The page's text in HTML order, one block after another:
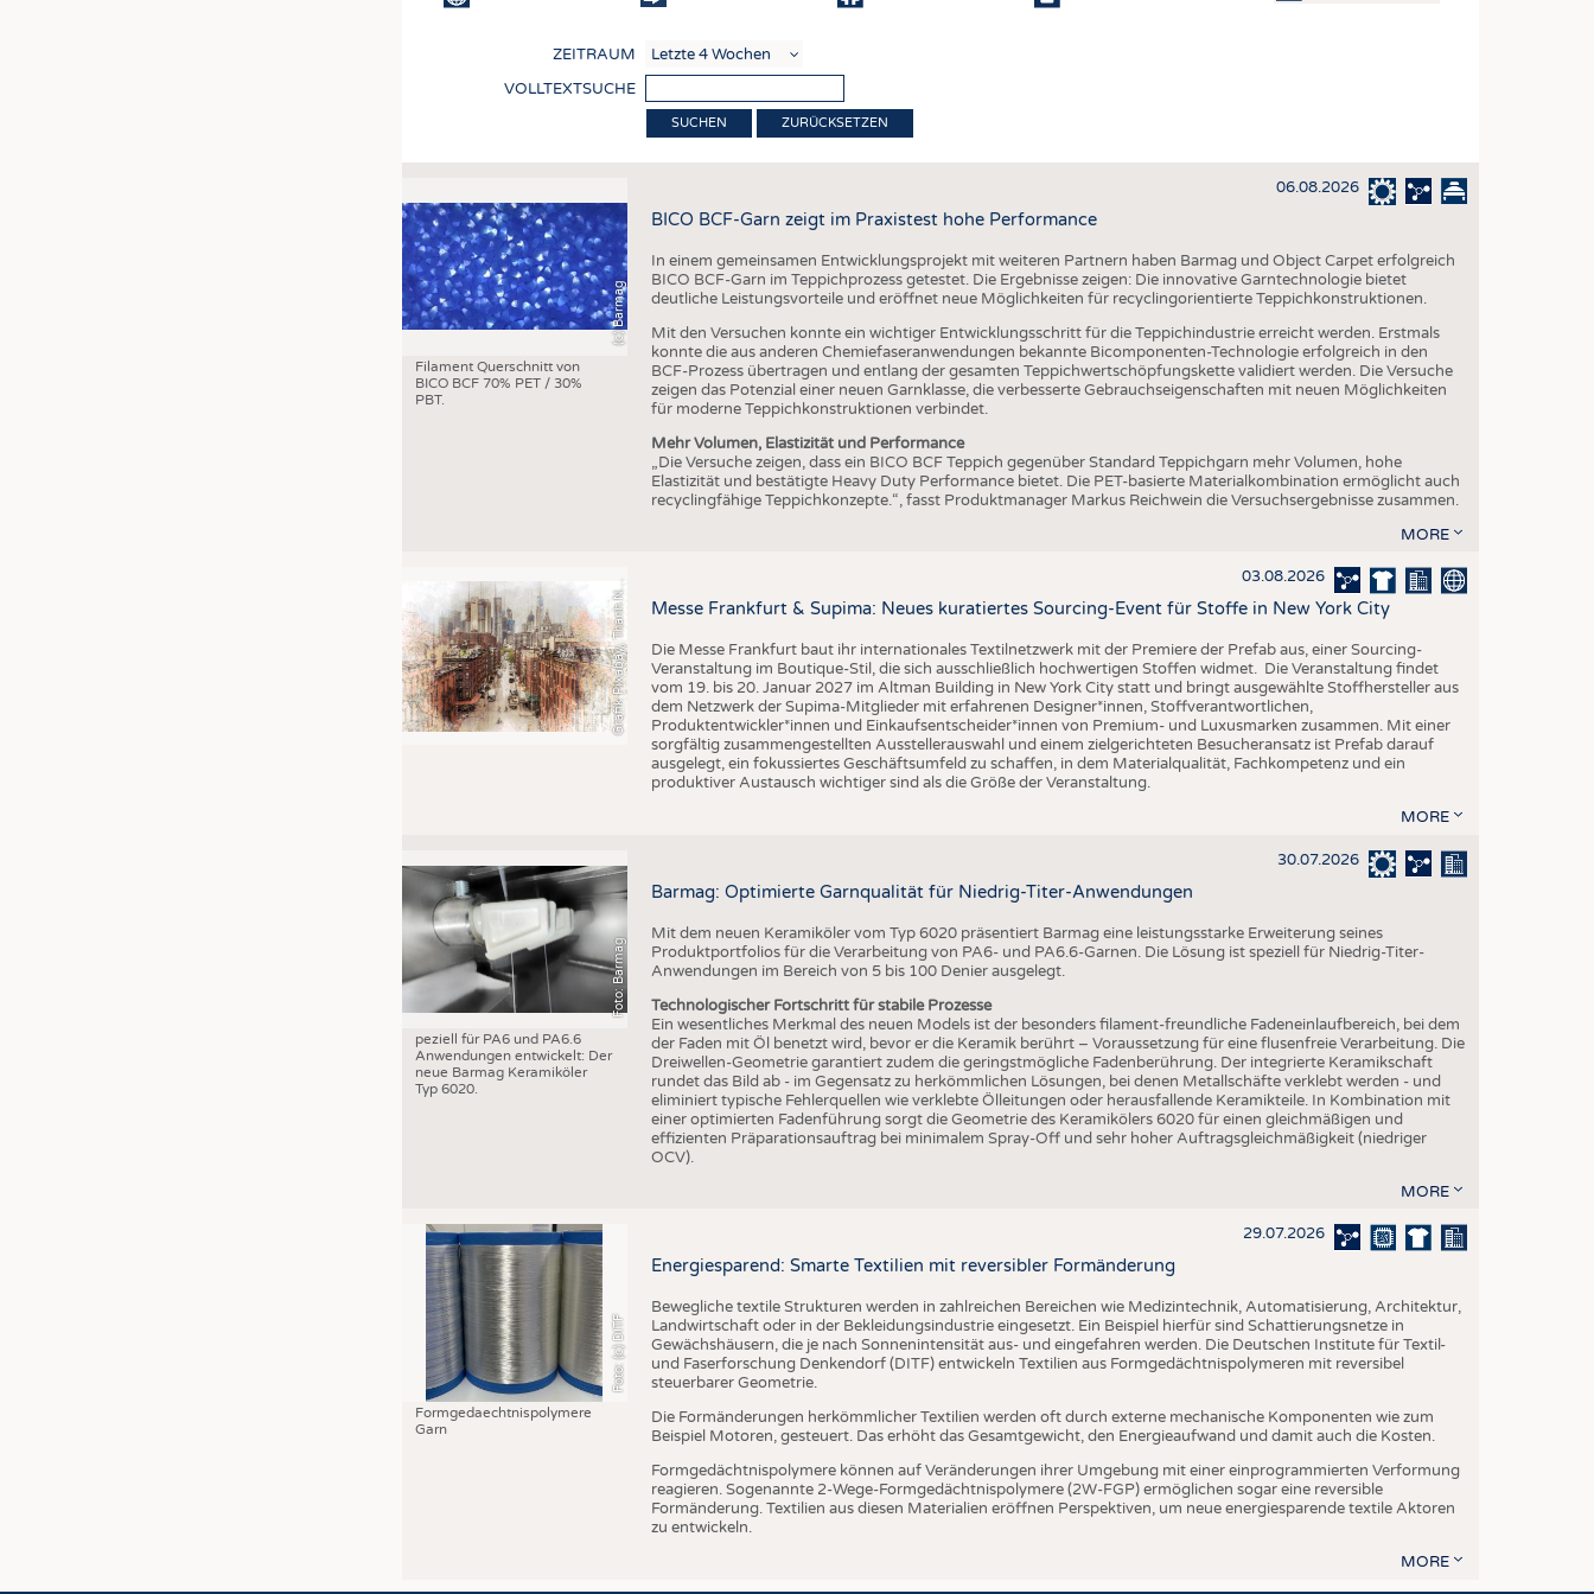
NACHHALTIGKEIT
KREISLAUFWIRTSCHAFT
TECHNISCHE TEXTILIEN
SMART TEXTILES
MEDIZIN
BEKLEIDUNG
TESTS
KRÜGER PERSONAL HEADHUNTING
PRAKTIKA & AUSBILDUNGEN
AUSSCHREIBUNGEN
DTV AUSSCHREIBUNGSDIENST
DAUNENCHECK
TERMINE
BRANCHENTERMINE
ZEITRAUM
VOLLTEXTSUCHE
ZURÜCKSETZEN
(c) Barmag
Filament Querschnitt von
BICO BCF 70% PET / 30%
PBT.
06.08.2026
BICO BCF-Garn zeigt im Praxistest hohe Performance
In einem gemeinsamen Entwicklungsprojekt mit weiteren Partnern haben Barmag und Object Carpet erfolgreich
BICO BCF-Garn im Teppichprozess getestet. Die Ergebnisse zeigen: Die innovative Garntechnologie bietet
deutliche Leistungsvorteile und eröffnet neue Möglichkeiten für recyclingorientierte Teppichkonstruktionen.
Mit den Versuchen konnte ein wichtiger Entwicklungsschritt für die Teppichindustrie erreicht werden. Erstmals
konnte die aus anderen Chemiefaseranwendungen bekannte Bicomponenten-Technologie erfolgreich in den
BCF-Prozess übertragen und entlang der gesamten Teppichwertschöpfungskette validiert werden. Die Versuche
zeigen das Potenzial einer neuen Garnklasse, die verbesserte Gebrauchseigenschaften mit neuen Möglichkeiten
für moderne Teppichkonstruktionen verbindet.
Mehr Volumen, Elastizität und Performance
„Die Versuche zeigen, dass ein BICO BCF Teppich gegenüber Standard Teppichgarn mehr Volumen, hohe
Elastizität und bestätigte Heavy Duty Performance bietet. Die PET-basierte Materialkombination ermöglicht auch
recyclingfähige Teppichkonzepte.“, fasst Produktmanager Markus Reichwein die Versuchsergebnisse zusammen.
MORE
r
a
f
i
k
P
i
x
a
b
a
y
,
T
h
a
n
h
N
g
u
y
e
n
S
l 03.08.2026
Messe Frankfurt & Supima: Neues kuratiertes Sourcing-Event für Stoffe in New York City
Die Messe Frankfurt baut ihr internationales Textilnetzwerk mit der Premiere der Prefab aus, einer Sourcing-
Veranstaltung im Boutique-Stil, die sich ausschließlich hochwertigen Stoffen widmet. Die Veranstaltung findet
vom 19. bis 20. Januar 2027 im Altman Building in New York City statt und bringt ausgewählte Stoffhersteller aus
dem Netzwerk der Supima-Mitglieder mit erfahrenen Designer*innen, Stoffverantwortlichen,
Produktentwickler*innen und Einkaufsentscheider*innen von Premium- und Luxusmarken zusammen. Mit einer
sorgfältig zusammengestellten Ausstellerauswahl und einem zielgerichteten Besucheransatz ist Prefab darauf
ausgelegt, ein fokussiertes Geschäftsumfeld zu schaffen, in dem Materialqualität, Fachkompetenz und ein
produktiver Austausch wichtiger sind als die Größe der Veranstaltung.
MORE
Foto: Barmag
peziell für PA6 und PA6.6
Anwendungen entwickelt: Der
neue Barmag Keramiköler
Typ 6020.
30.07.2026
Barmag: Optimierte Garnqualität für Niedrig-Titer-Anwendungen
Mit dem neuen Keramiköler vom Typ 6020 präsentiert Barmag eine leistungsstarke Erweiterung seines
Produktportfolios für die Verarbeitung von PA6- und PA6.6-Garnen. Die Lösung ist speziell für Niedrig-Titer-
Anwendungen im Bereich von 5 bis 100 Denier ausgelegt.
Technologischer Fortschritt für stabile Prozesse
Ein wesentliches Merkmal des neuen Models ist der besonders filament-freundliche Fadeneinlaufbereich, bei dem
der Faden mit Öl benetzt wird, bevor er die Keramik berührt – Voraussetzung für eine flusenfreie Verarbeitung. Die
Dreiwellen-Geometrie garantiert zudem die geringstmögliche Fadenberührung. Der integrierte Keramikschaft
rundet das Bild ab - im Gegensatz zu herkömmlichen Lösungen, bei denen Metallschäfte verklebt werden - und
eliminiert typische Fehlerquellen wie verklebte Ölleitungen oder herausfallende Keramikteile. In Kombination mit
einer optimierten Fadenführung sorgt die Geometrie des Keramikölers 6020 für einen gleichmäßigen und
effizienten Präparationsauftrag bei minimalem Spray-Off und sehr hoher Auftragsgleichmäßigkeit (niedriger
OCV).
MORE
Foto: (c) DITF
Formgedaechtnispolymere
Garn
29.07.2026
Energiesparend: Smarte Textilien mit reversibler Formänderung
Bewegliche textile Strukturen werden in zahlreichen Bereichen wie Medizintechnik, Automatisierung, Architektur,
Landwirtschaft oder in der Bekleidungsindustrie eingesetzt. Ein Beispiel hierfür sind Schattierungsnetze in
Gewächshäusern, die je nach Sonnenintensität aus- und eingefahren werden. Die Deutschen Institute für Textil-
und Faserforschung Denkendorf (DITF) entwickeln Textilien aus Formgedächtnispolymeren mit reversibel
steuerbarer Geometrie.
Die Formänderungen herkömmlicher Textilien werden oft durch externe mechanische Komponenten wie zum
Beispiel Motoren, gesteuert. Das erhöht das Gesamtgewicht, den Energieaufwand und damit auch die Kosten.
Formgedächtnispolymere können auf Veränderungen ihrer Umgebung mit einer einprogrammierten Verformung
reagieren. Sogenannte 2-Wege-Formgedächtnispolymere (2W-FGP) ermöglichen sogar eine reversible
Formänderung. Textilien aus diesen Materialien eröffnen Perspektiven, um neue energiesparende textile Aktoren
zu entwickeln.
MORE